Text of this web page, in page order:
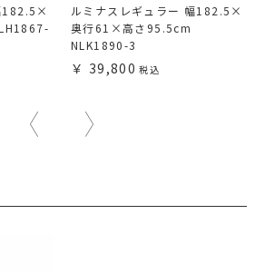
182.5×
ルミナスレギュラー 幅182.5×
奥行61×高さ95.5cm
NLK1890-3
39,800